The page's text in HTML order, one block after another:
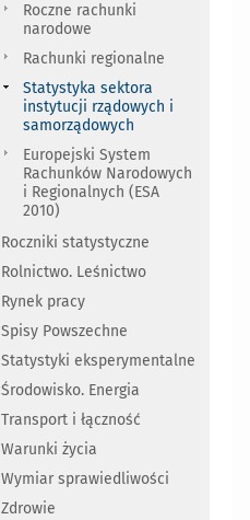
Roczne rachunki
narodowe
Rachunki regionalne
Statystyka sektora
instytucji rządowych i
samorządowych
Europejski System
Rachunków Narodowych
i Regionalnych (ESA
2010)
Roczniki statystyczne
Rolnictwo. Leśnictwo
Rynek pracy
Spisy Powszechne
Statystyki eksperymentalne
Środowisko. Energia
Transport i łączność
Warunki życia
Wymiar sprawiedliwości
Zdrowie